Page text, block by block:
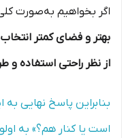
اگر بخواهیم به‌صورت
بهتر و فضای کمتر
از نظر راحتی استفاده و
بنابراین پاسخ نهایی
است یا کنار هم؟» به